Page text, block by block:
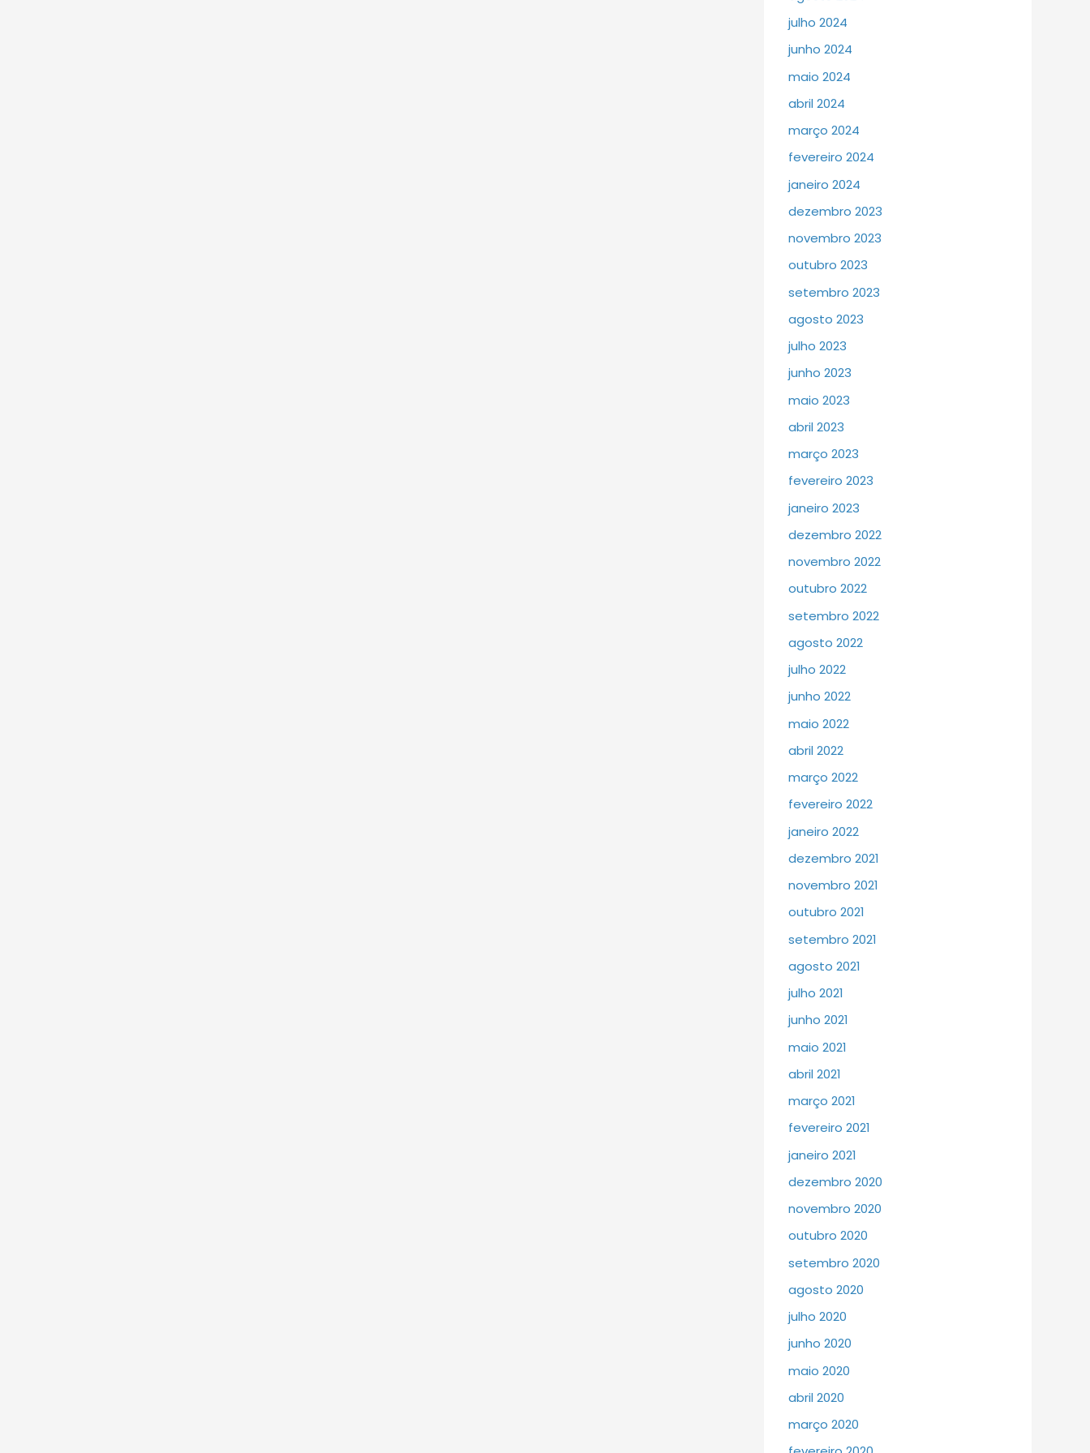
julho 2024
junho 2024
maio 2024
abril 2024
março 2024
fevereiro 2024
janeiro 2024
dezembro 2023
novembro 2023
outubro 2023
setembro 2023
agosto 2023
julho 2023
junho 2023
maio 2023
abril 2023
março 2023
fevereiro 2023
janeiro 2023
dezembro 2022
novembro 2022
outubro 2022
setembro 2022
agosto 2022
julho 2022
junho 2022
maio 2022
abril 2022
março 2022
fevereiro 2022
janeiro 2022
dezembro 2021
novembro 2021
outubro 2021
setembro 2021
agosto 2021
julho 2021
junho 2021
maio 2021
abril 2021
março 2021
fevereiro 2021
janeiro 2021
dezembro 2020
novembro 2020
outubro 2020
setembro 2020
agosto 2020
julho 2020
junho 2020
maio 2020
abril 2020
março 2020